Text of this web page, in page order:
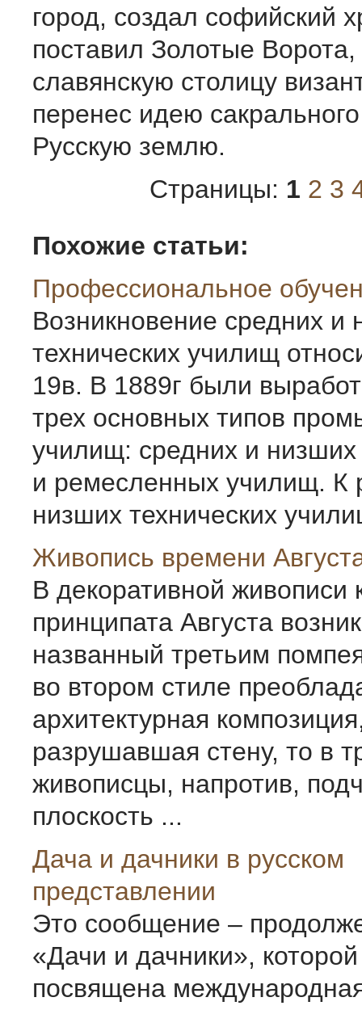
город, создал софийский
поставил Золотые
славянскую столицу
перенес идею
Русскую землю.
Страницы: 1 2 3
Похожие статьи:
Профессиональное
Возникновение средних и
технических училищ
19в. В 1889г были
трех основных типов
училищ: средних и низших
и ремесленных училищ. К
низших технических
Живопись времени
В декоративной живописи
принципата Августа
названный третьим
во втором стиле
архитектурная
разрушавшая стену, то в
живописцы, напротив,
плоскость ...
Дача и дачники в русском
представлении
Это сообщение –
«Дачи и дачники»,
посвящена